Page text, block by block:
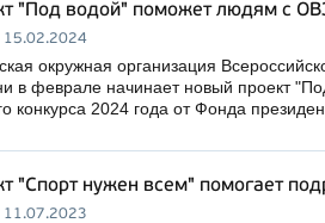
"Под водой" поможет людям с
15.02.2024
окружная организация
в феврале начинает новый проект
конкурса 2024 года от Фонда
"Спорт нужен всем" помогает
11.07.2023